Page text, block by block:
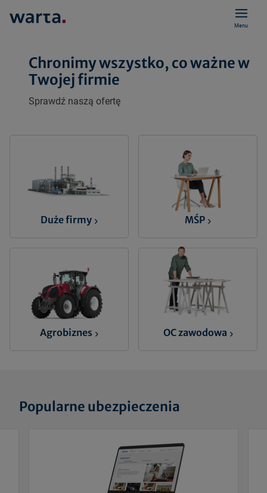
Menu
Chronimy wszystko, co ważne w
Twojej firmie
Sprawdź naszą ofertę
Duże firmy MŚP
Agrobiznes OC zawodowa
Popularne ubezpieczenia